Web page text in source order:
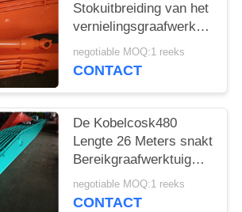
Stokuitbreiding van het
vernielingsgraafwerktuig
het Hoge Bereik 3 Ton
Tegengewicht met
negotiable MOQ:1 reeks
CONTACT
De Kobelcosk480
Lengte 26 Meters snakt
Bereikgraafwerktuig
Boom For Sale
negotiable MOQ:1 reeks
CONTACT